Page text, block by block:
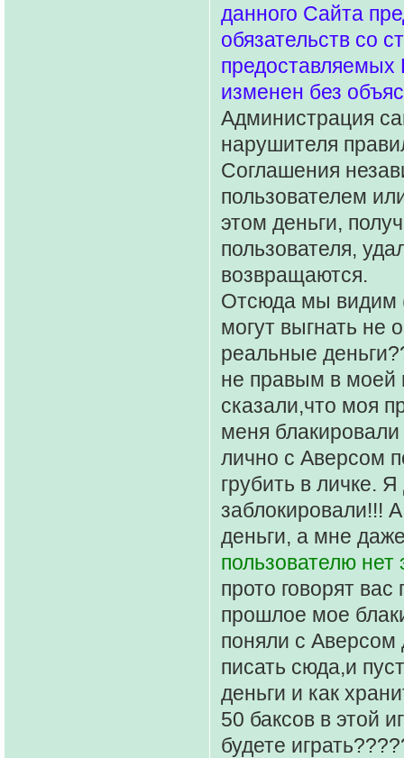
данного Сайта
обязательств со
предоставляемых
изменен без
Администрация
нарушителя
Соглашения
пользователем
этом деньги,
пользователя,
возвращаются.
Отсюда мы видим
могут выгнать не
реальные
не правым в моей
сказали,что моя
меня блакировали
лично с Аверсом
грубить в личке.
заблокировали!!!
деньги, а мне
пользователю
прото говорят
прошлое мое
поняли с Аверсом
писать сюда,и
деньги и как
50 баксов в этой
будете